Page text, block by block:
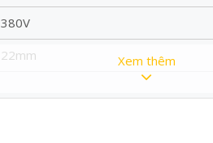
380V
22mm
Xem thêm